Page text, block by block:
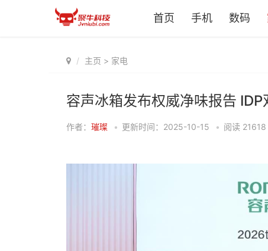
首页 手机 数码
主页 > 家电
容声冰箱发布权威净味报告
作者： 璀璨 • 更新时间：2025-10-15 • 阅读 21618